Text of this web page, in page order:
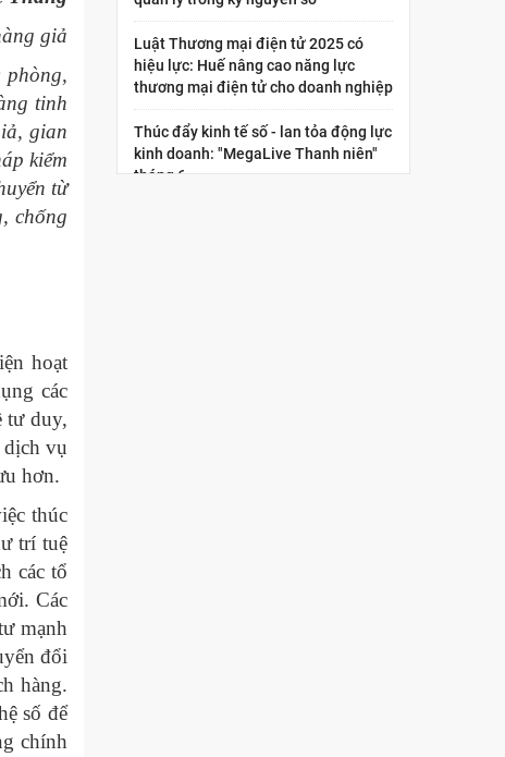
giả
tinh
gian
kiểm
từ
chống
hoạt
các
tư duy,
vụ
hơn.
thúc
trí tuệ
các tổ
Các
mạnh
đổi
hàng.
số để
chính
Luật Thương mại điện tử 2025 có
hiệu lực: Huế nâng cao năng lực
thương mại điện tử cho doanh nghiệp
Thúc đẩy kinh tế số - lan tỏa động lực
kinh doanh: "MegaLive Thanh niên"
tháng 6